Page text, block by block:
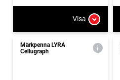
Visa
Märkpenna LYRA
Cellugraph